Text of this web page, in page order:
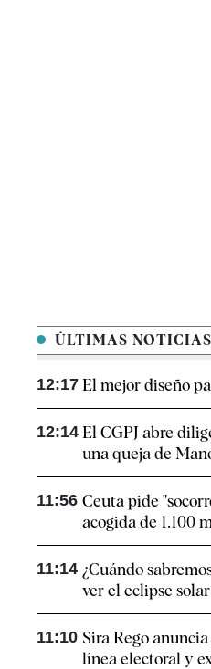
ÚLTIMAS NOTICIAS
12:17 El mejor diseño
12:14 El CGPJ abre
una queja de
11:56 Ceuta pide
acogida de 1.100
11:14 ¿Cuándo
ver el eclipse
11:10 Sira Rego
línea electoral y